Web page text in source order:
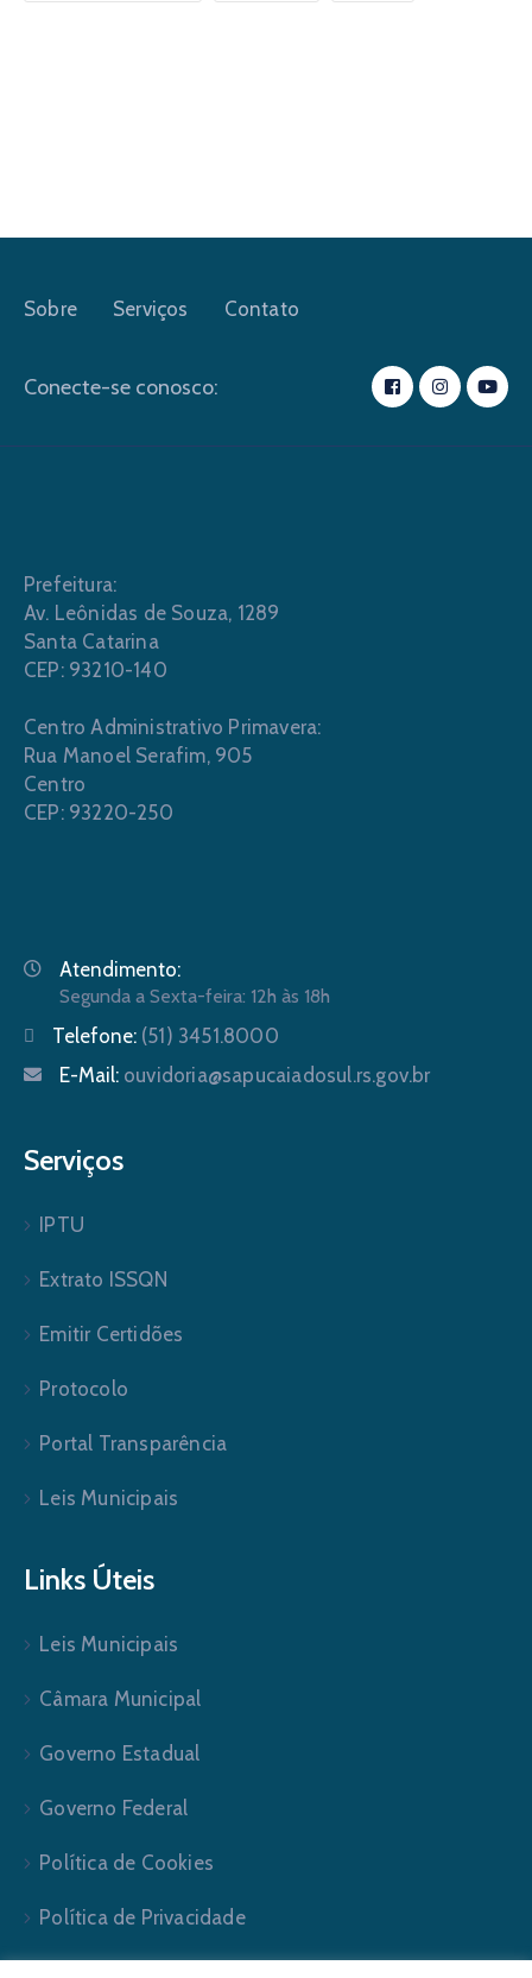
Sobre Serviços Contato
Conecte-se conosco:
Prefeitura:
Av. Leônidas de Souza, 1289
Santa Catarina
CEP: 93210-140
Centro Administrativo Primavera:
Rua Manoel Serafim, 905
Centro
CEP: 93220-250
Atendimento:
Segunda a Sexta-feira: 12h às 18h
Telefone: (51) 3451.8000
E-Mail: ouvidoria@sapucaiadosul.rs.gov.br
Serviços
IPTU
Extrato ISSQN
Emitir Certidões
Protocolo
Portal Transparência
Leis Municipais
Links Úteis
Leis Municipais
Câmara Municipal
Governo Estadual
Governo Federal
Política de Cookies
Política de Privacidade